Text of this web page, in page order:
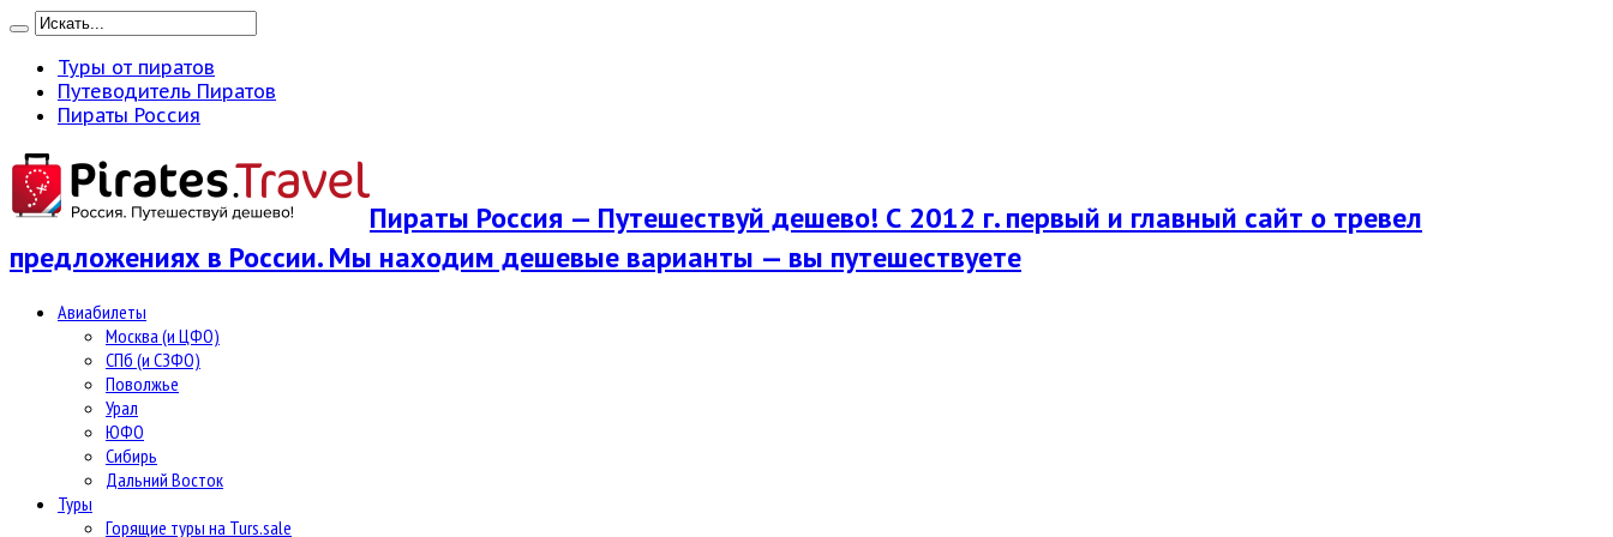
Туры от пиратов
Путеводитель Пиратов
Пираты Россия
Пираты Россия — Путешествуй дешево! С 2012 г. первый и главный сайт о тревел
предложениях в России. Мы находим дешевые варианты — вы путешествуете
Авиабилеты
Москва (и ЦФО)
СПб (и СЗФО)
Поволжье
Урал
ЮФО
Сибирь
Дальний Восток
Туры
Горящие туры на Turs.sale